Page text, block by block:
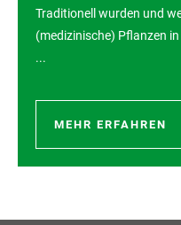
Traditionell wurden und
(medizinische) Pflanzen
...
MEHR ERFAHREN